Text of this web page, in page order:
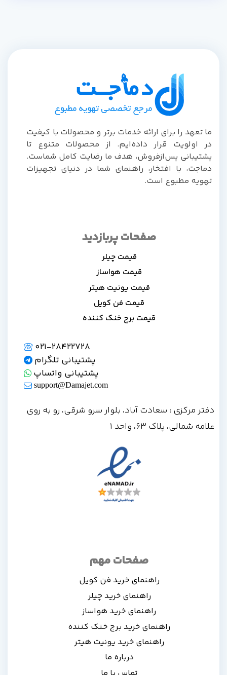
ما تعهد را برای ارائه خدمات برتر و محصولات با کیفیت
در اولویت قرار داده‌ایم. از محصولات متنوع تا
پشتیبانی پس‌از‌فروش، هدف ما رضایت کامل شماست.
دماجت، با افتخار، راهنمای شما در دنیای تجهیزات
تهویه مطبوع است.
صفحات پربازدید
قیمت چیلر
قیمت هواساز
قیمت یونیت هیتر
قیمت فن کویل
قیمت برج خنک کننده
صفحات مهم
راهنمای خرید فن کویل
راهنمای خرید چیلر
راهنمای خرید هواساز
راهنمای خرید برج خنک کننده
راهنمای خرید یونیت هیتر
درباره ما
021-28422728
پشتیبانی تلگرام
پشتیبانی واتساپ
support@Damajet.com
مرکزی : سعادت آباد، بلوار سرو شرقی، رو به روی
شمالی، پلاک 63، واحد 1